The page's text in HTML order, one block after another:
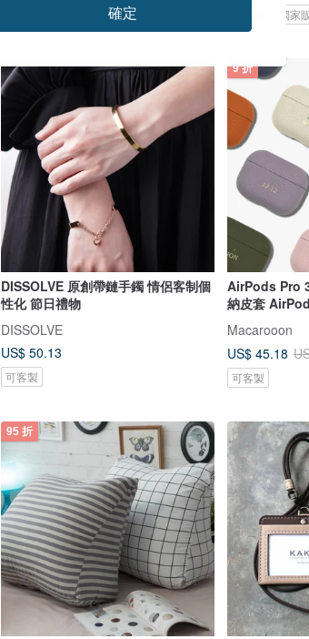
獨家
DISSOLVE 原創帶鏈手鐲 情侶客制個
性化 節日禮物
DISSOLVE
US$ 50.13
可客製
9 折
AirPods Pro
納皮套
Macarooon
US$ 45.18
可客製
95 折
確定